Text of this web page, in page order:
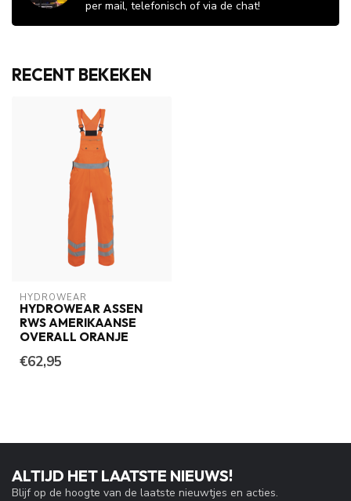
per mail, telefonisch of via de chat!
RECENT BEKEKEN
HYDROWEAR
HYDROWEAR ASSEN
RWS AMERIKAANSE
OVERALL ORANJE
€62,95
ALTIJD HET LAATSTE NIEUWS!
Blijf op de hoogte van de laatste nieuwtjes en acties.